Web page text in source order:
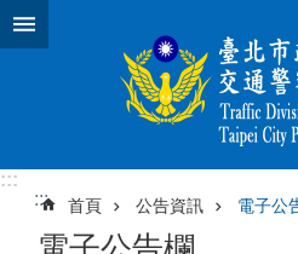
跳到主要內容區塊
:::
:::
首頁 公告資訊 電子公